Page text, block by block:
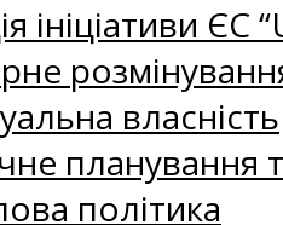
ініціативи ЄС
власність
політика